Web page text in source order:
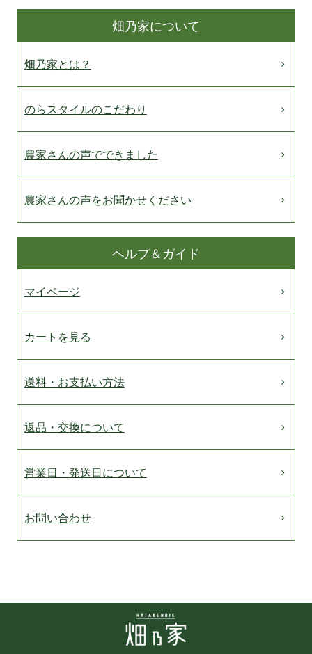
畑乃家について
畑乃家とは？
のらスタイルのこだわり
農家さんの声でできました
農家さんの声をお聞かせください
ヘルプ＆ガイド
マイページ
カートを見る
送料・お支払い方法
返品・交換について
営業日・発送日について
お問い合わせ